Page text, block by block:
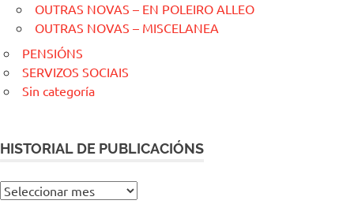
OUTRAS NOVAS – EN POLEIRO ALLEO
OUTRAS NOVAS – MISCELANEA
PENSIÓNS
SERVIZOS SOCIAIS
Sin categoría
HISTORIAL DE PUBLICACIÓNS
H